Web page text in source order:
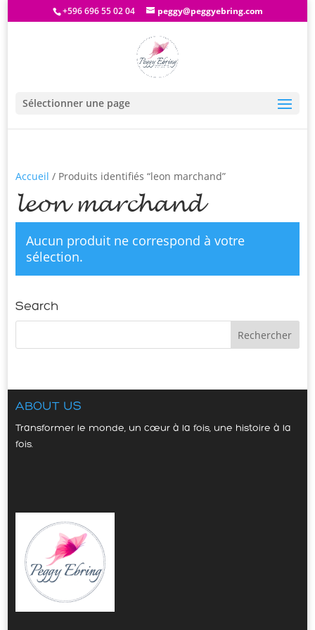
+596 696 55 02 04 peggy@peggyebring.com
Sélectionner une page
Accueil / Produits identifiés “leon marchand”
leon marchand
Aucun produit ne correspond à votre
sélection.
Search
ABOUT US
Transformer le monde, un cœur à la fois, une histoire à la
fois.